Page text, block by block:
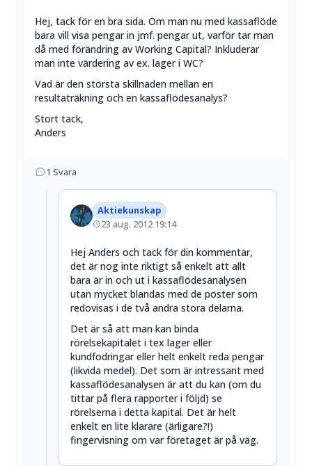
Hej, tack för en bra sida. Om man nu med kassaflöde
bara vill visa pengar in jmf. pengar ut, varför tar man
då med förändring av Working Capital? Inkluderar
man inte värdering av ex. lager i WC?
Vad är den största skillnaden mellan en
resultaträkning och en kassaflödesanalys?
Stort tack,
Anders
1 Svara
Aktiekunskap
23 aug. 2012 19:14
Hej Anders och tack för din kommentar,
det är nog inte riktigt så enkelt att allt
bara är in och ut i kassaflödesanalysen
utan mycket blandas med de poster som
redovisas i de två andra stora delarna.
Det är så att man kan binda
rörelsekapitalet i tex lager eller
kundfodringar eller helt enkelt reda pengar
(likvida medel). Det som är intressant med
kassaflödesanalysen är att du kan (om du
tittar på flera rapporter i följd) se
rörelserna i detta kapital. Det är helt
enkelt en lite klarare (ärligare?!)
fingervisning om var företaget är på väg.